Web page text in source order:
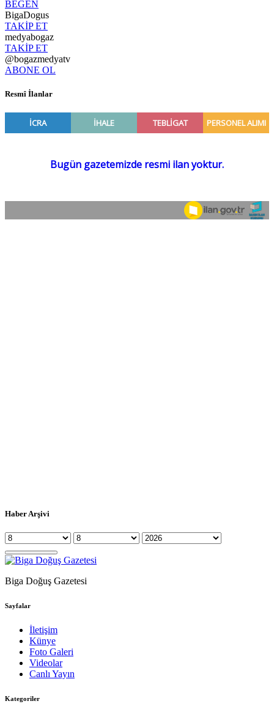
BEĞEN
BigaDogus
TAKİP ET
medyabogaz
TAKİP ET
@bogazmedyatv
ABONE OL
Resmî İlanlar
Haber Arşivi
Biga Doğuş Gazetesi
Sayfalar
İletişim
Künye
Foto Galeri
Videolar
Canlı Yayın
Kategoriler